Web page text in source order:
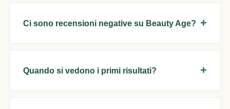
Ci sono recensioni negative su Beauty Age?
Quando si vedono i primi risultati?